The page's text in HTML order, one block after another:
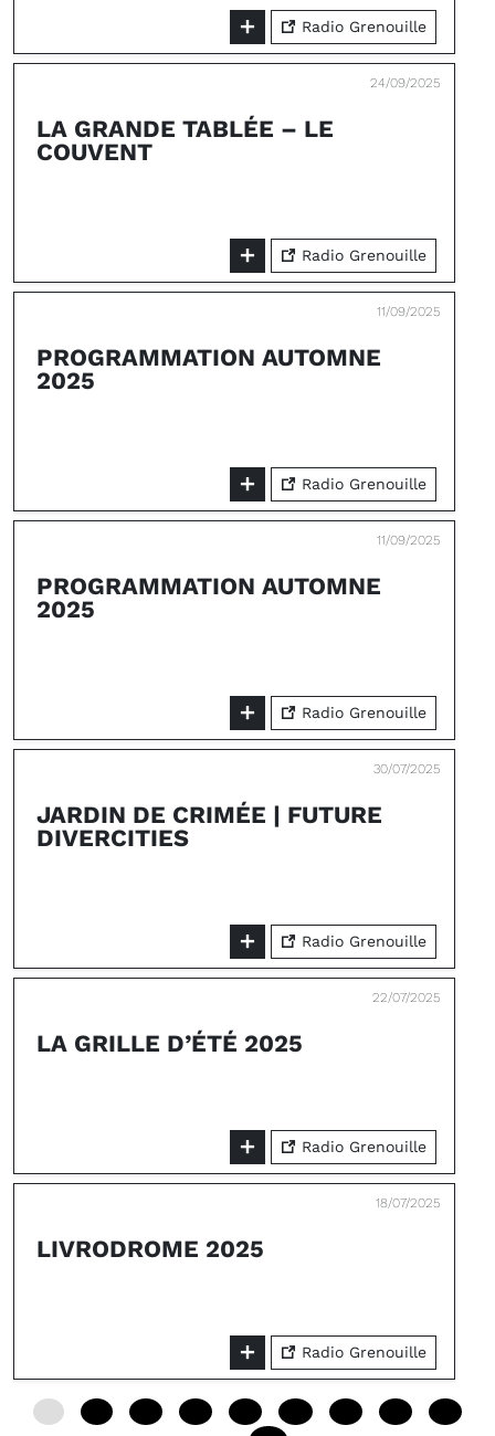
Radio Grenouille
24/09/2025
LA GRANDE TABLÉE – LE
COUVENT
Radio Grenouille
11/09/2025
PROGRAMMATION AUTOMNE
2025
Radio Grenouille
11/09/2025
PROGRAMMATION AUTOMNE
2025
Radio Grenouille
30/07/2025
JARDIN DE CRIMÉE | FUTURE
DIVERCITIES
Radio Grenouille
22/07/2025
LA GRILLE D’ÉTÉ 2025
Radio Grenouille
18/07/2025
LIVRODROME 2025
Radio Grenouille